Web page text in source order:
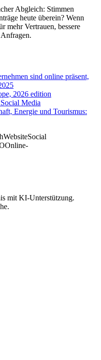
Abgleich: Stimmen
heute überein? Wenn
mehr Vertrauen, bessere
sind online präsent,
2026 edition
Media
Energie und Tourismus:
WebsiteSocial
Online-
mit KI-Unterstützung.